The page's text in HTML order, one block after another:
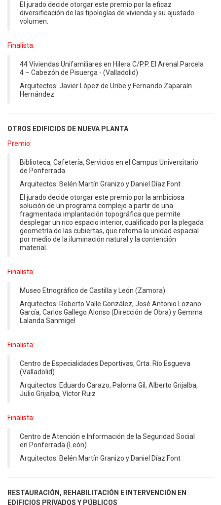
El jurado decide otorgar este premio por la eficaz
diversificación de las tipologías de vivienda y su ajustado
volumen.
Finalista:
44 Viviendas Unifamiliares en Hilera C/P.P. El Arenal Parcela
4 – Cabezón de Pisuerga - (Valladolid)
Arquitectos: Javier López de Uribe y Fernando Zaparaín
Hernández
OTROS EDIFICIOS DE NUEVA PLANTA
Premio:
Biblioteca, Cafetería, Servicios en el Campus Universitario
de Ponferrada
Arquitectos: Belén Martín Granizo y Daniel Díaz Font
El jurado decide otorgar este premio por la ambiciosa
solución de un programa complejo a partir de una
fragmentada implantación topográfica que permite
desplegar un rico espacio interior, cualificado por la plegada
geometría de las cubiertas, que retoma la unidad espacial
por medio de la iluminación natural y la contención
material.
Finalista:
Museo Etnográfico de Castilla y León (Zamora)
Arquitectos: Roberto Valle González, José Antonio Lozano
García, Carlos Gallego Alonso (Dirección de Obra) y Gemma
Lalanda Sanmigel
Finalista:
Centro de Especialidades Deportivas, Crta. Río Esgueva
(Valladolid)
Arquitectos: Eduardo Carazo, Paloma Gil, Alberto Grijalba,
Julio Grijalba, Víctor Ruiz
Finalista:
Centro de Atención e Información de la Seguridad Social
en Ponferrada (León)
Arquitectos: Belén Martín Granizo y Daniel Díaz Font
RESTAURACIÓN, REHABILITACIÓN E INTERVENCIÓN EN
EDIFICIOS PRIVADOS Y PÚBLICOS